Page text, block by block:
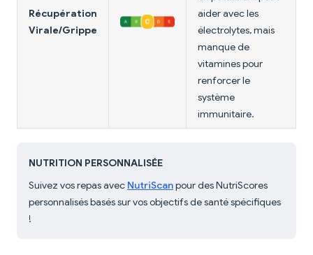
Récupération
Virale/Grippe
aider avec les
électrolytes, mais
manque de
vitamines pour
renforcer le
système
immunitaire.
NUTRITION PERSONNALISÉE
Suivez vos repas avec NutriScanpour des NutriScores
personnalisés basés sur vos objectifs de santé spécifiques
!